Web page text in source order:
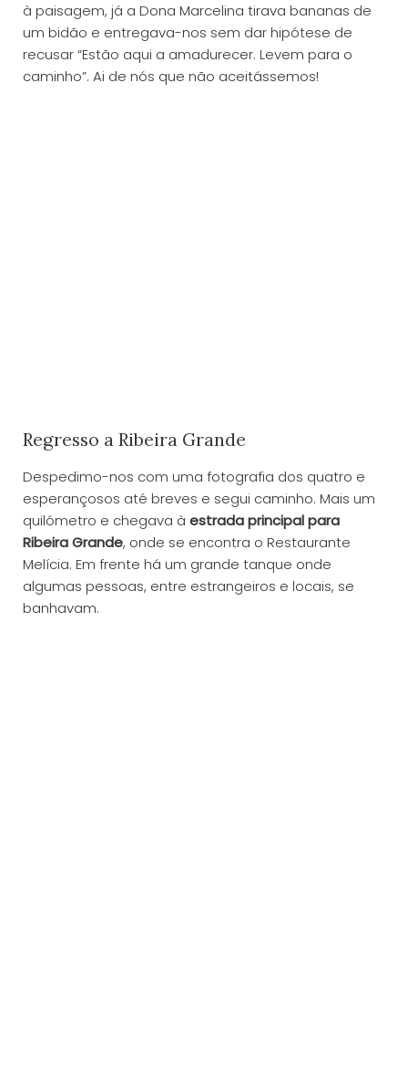
à paisagem, já a Dona Marcelina tirava bananas de
um bidão e entregava-nos sem dar hipótese de
recusar “Estão aqui a amadurecer. Levem para o
caminho”. Ai de nós que não aceitássemos!
Regresso a Ribeira Grande
Despedimo-nos com uma fotografia dos quatro e
esperançosos até breves e segui caminho. Mais um
quilómetro e chegava à estrada principal para
Ribeira Grande, onde se encontra o Restaurante
Melícia. Em frente há um grande tanque onde
algumas pessoas, entre estrangeiros e locais, se
banhavam.